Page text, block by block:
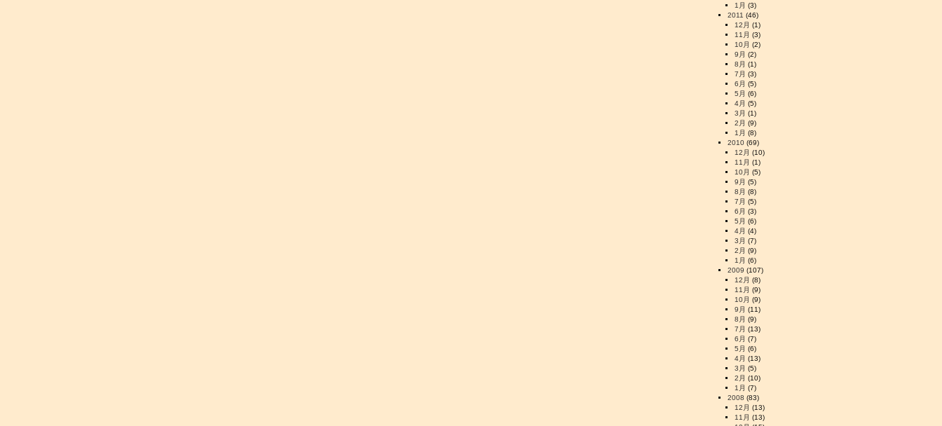
1月 (3)
2011 (46)
12月 (1)
11月 (3)
10月 (2)
9月 (2)
8月 (1)
7月 (3)
6月 (5)
5月 (6)
4月 (5)
3月 (1)
2月 (9)
1月 (8)
2010 (69)
12月 (10)
11月 (1)
10月 (5)
9月 (5)
8月 (8)
7月 (5)
6月 (3)
5月 (6)
4月 (4)
3月 (7)
2月 (9)
1月 (6)
2009 (107)
12月 (8)
11月 (9)
10月 (9)
9月 (11)
8月 (9)
7月 (13)
6月 (7)
5月 (6)
4月 (13)
3月 (5)
2月 (10)
1月 (7)
2008 (83)
12月 (13)
11月 (13)